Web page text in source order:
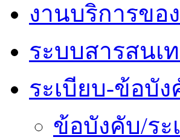
งานบริการของ
ระบบสารสนเ
ระเบียบ-ข้อบัง
ข้อบังคับ/ร